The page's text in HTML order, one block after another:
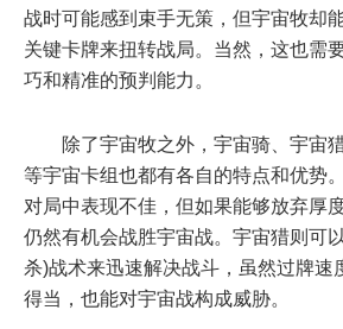
战时可能感到束手无策，但宇宙牧却
关键卡牌来扭转战局。当然，这也需
巧和精准的预判能力。
除了宇宙牧之外，宇宙骑、宇宙
等宇宙卡组也都有各自的特点和优势
对局中表现不佳，但如果能够放弃厚
仍然有机会战胜宇宙战。宇宙猎则可
杀)战术来迅速解决战斗，虽然过牌速
得当，也能对宇宙战构成威胁。